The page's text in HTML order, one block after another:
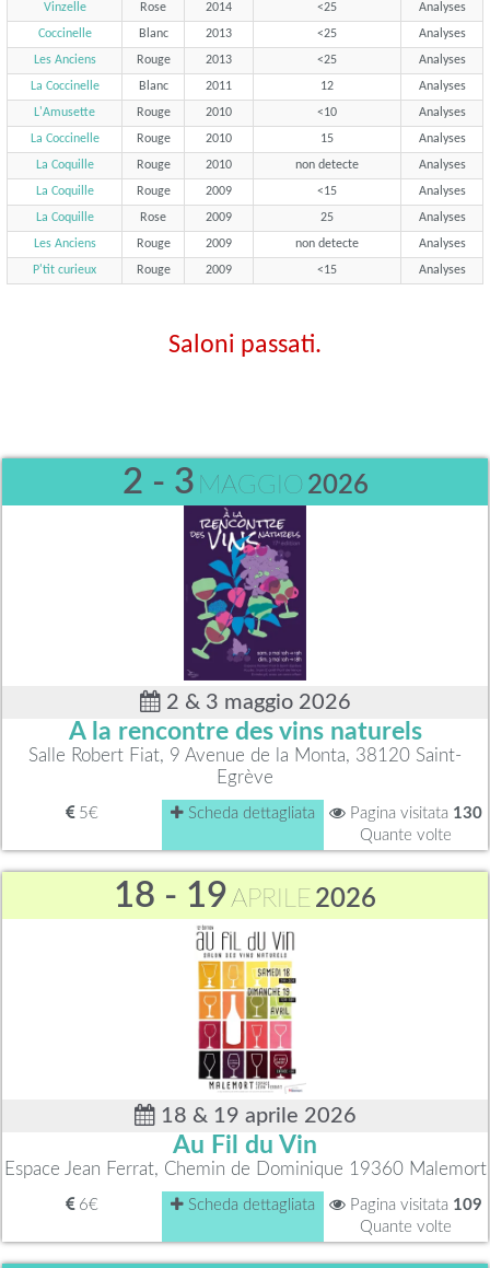
Vinzelle
Rose 2014 <25
Analyses
Coccinelle
Blanc 2013 <25
Analyses
Les Anciens
Rouge 2013 <25
Analyses
La Coccinelle
Blanc 2011 12
Analyses
L'Amusette
Rouge 2010 <10
Analyses
La Coccinelle
Rouge 2010 15
Analyses
La Coquille
Rouge 2010 non detecte
Analyses
La Coquille
Rouge 2009 <15
Analyses
La Coquille
Rose 2009 25
Analyses
Les Anciens
Rouge 2009 non detecte
Analyses
P'tit curieux
Rouge 2009 <15 Analyses
Saloni passati.
2 - 3 MAGGIO 2026
2 & 3 maggio 2026
A la rencontre des vins naturels
Salle Robert Fiat, 9 Avenue de la Monta, 38120 Saint-
Egrève
5€ Scheda dettagliata Pagina visitata 130
Quante volte
18 - 19APRILE 2026
18 & 19 aprile 2026
Au Fil du Vin
Espace Jean Ferrat, Chemin de Dominique 19360 Malemort
6€ Scheda dettagliata Pagina visitata 109
Quante volte